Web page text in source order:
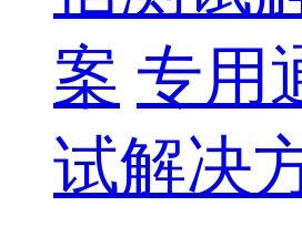
案 专用
试解决